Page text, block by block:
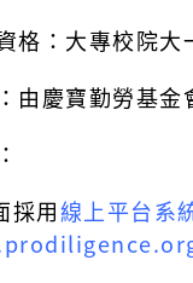
格：大專校院
由慶寶勤勞基
採用線上平台系